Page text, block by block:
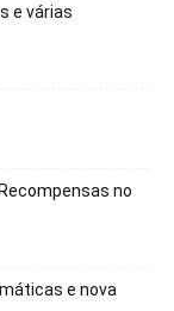
e várias
no
e nova